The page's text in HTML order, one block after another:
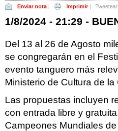
Enviar nota | Imprimir| Tweetear
1/8/2024 - 21:29 -
Del 13 al 26 de Agosto
se congregarán en el
evento tanguero más
Ministerio de Cultura de
Las propuestas incluyen
con entrada libre y
Campeones Mundiales